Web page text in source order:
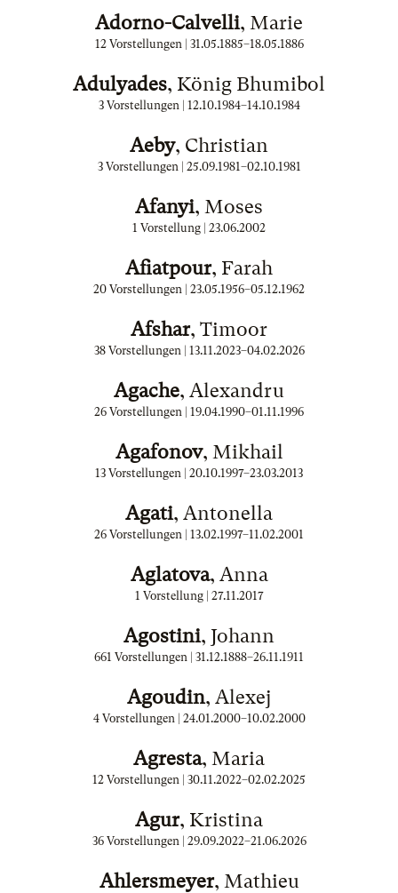
Adorno-Calvelli, Marie
12 Vorstellungen | 31.05.1885–18.05.1886
Adulyades, König Bhumibol
3 Vorstellungen | 12.10.1984–14.10.1984
Aeby, Christian
3 Vorstellungen | 25.09.1981–02.10.1981
Afanyi, Moses
1 Vorstellung | 23.06.2002
Afiatpour, Farah
20 Vorstellungen | 23.05.1956–05.12.1962
Afshar, Timoor
38 Vorstellungen | 13.11.2023–04.02.2026
Agache, Alexandru
26 Vorstellungen | 19.04.1990–01.11.1996
Agafonov, Mikhail
13 Vorstellungen | 20.10.1997–23.03.2013
Agati, Antonella
26 Vorstellungen | 13.02.1997–11.02.2001
Aglatova, Anna
1 Vorstellung | 27.11.2017
Agostini, Johann
661 Vorstellungen | 31.12.1888–26.11.1911
Agoudin, Alexej
4 Vorstellungen | 24.01.2000–10.02.2000
Agresta, Maria
12 Vorstellungen | 30.11.2022–02.02.2025
Agur, Kristina
36 Vorstellungen | 29.09.2022–21.06.2026
Ahlersmeyer, Mathieu